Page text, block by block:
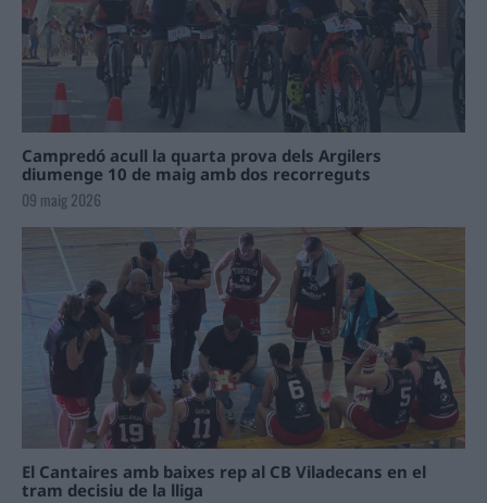
Campredó acull la quarta prova dels Argilers
diumenge 10 de maig amb dos recorreguts
09 maig 2026
El Cantaires amb baixes rep al CB Viladecans en el
tram decisiu de la lliga